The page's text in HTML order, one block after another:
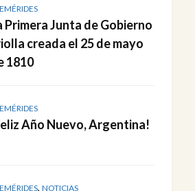
Primera Junta de Gobierno
creada el 25 de mayo
1810
Año Nuevo, Argentina!
, NOTICIAS